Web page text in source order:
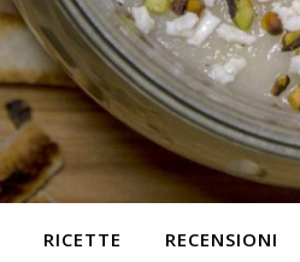
RICETTE RECENSIONI